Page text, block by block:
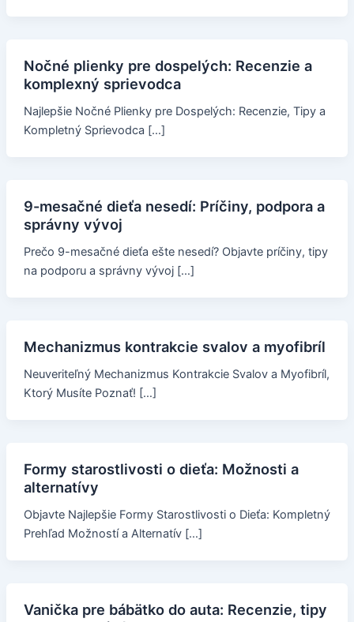
Nočné plienky pre dospelých: Recenzie a
komplexný sprievodca
Najlepšie Nočné Plienky pre Dospelých: Recenzie, Tipy a
Kompletný Sprievodca […]
9-mesačné dieťa nesedí: Príčiny, podpora a
správny vývoj
Prečo 9-mesačné dieťa ešte nesedí? Objavte príčiny, tipy
na podporu a správny vývoj […]
Mechanizmus kontrakcie svalov a myofibríl
Neuveriteľný Mechanizmus Kontrakcie Svalov a Myofibríl,
Ktorý Musíte Poznať! […]
Formy starostlivosti o dieťa: Možnosti a
alternatívy
Objavte Najlepšie Formy Starostlivosti o Dieťa: Kompletný
Prehľad Možností a Alternatív […]
Vanička pre bábätko do auta: Recenzie, tipy